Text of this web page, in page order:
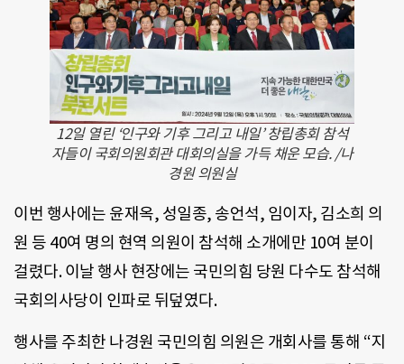
12일 열린 ‘인구와 기후 그리고 내일’ 창립총회 참석
자들이 국회의원회관 대회의실을 가득 채운 모습. /나
경원 의원실
이번 행사에는 윤재옥, 성일종, 송언석, 임이자, 김소희 의
원 등 40여 명의 현역 의원이 참석해 소개에만 10여 분이
걸렸다. 이날 행사 현장에는 국민의힘 당원 다수도 참석해
국회의사당이 인파로 뒤덮였다.
행사를 주최한 나경원 국민의힘 의원은 개회사를 통해 “지